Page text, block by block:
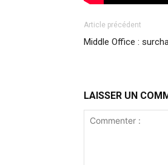
Article précédent
Middle Office :
LAISSER UN